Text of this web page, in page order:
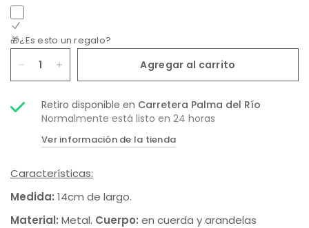
🎁¿Es esto un regalo?
Agregar al carrito
Retiro disponible en Carretera Palma del Río
Normalmente está listo en 24 horas
Ver información de la tienda
Características:
Medida: 14cm de largo.
Material: Metal. Cuerpo: en cuerda y arandelas